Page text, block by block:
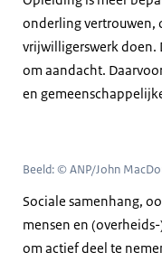
onderling vertrouwen,
vrijwilligerswerk doen.
om aandacht.
en
Beeld: © ANP/John
Sociale samenhang,
mensen en
om actief deel te